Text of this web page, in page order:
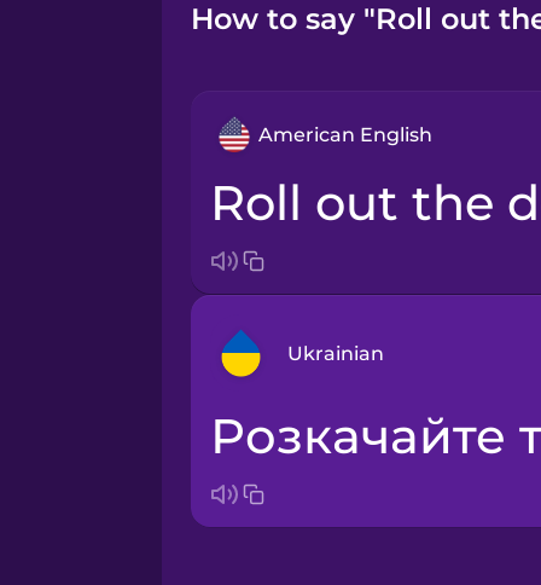
How to say "Roll out
American English
Roll out the
Ukrainian
Arabic
Розкачайте